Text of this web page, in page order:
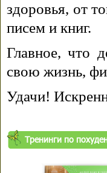
здоровья, от
писем и книг.
Главное, что
свою жизнь,
Удачи!
Тренинги по